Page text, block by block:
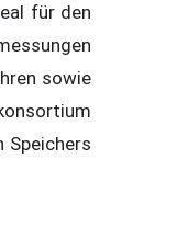
für den
sowie
Speichers